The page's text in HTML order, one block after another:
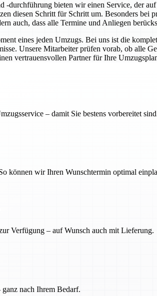
bieten wir einen Service, der
diesen Schritt für Schritt um. Besonders
auch, dass alle Termine und Anliegen
eines jeden Umzugs. Bei uns ist die
Unsere Mitarbeiter prüfen vorab, ob alle
vertrauensvollen Partner für Ihre
– damit Sie bestens vorbereitet
können wir Ihren Wunschtermin optimal
Verfügung – auf Wunsch auch mit Lieferung.
nach Ihrem Bedarf.